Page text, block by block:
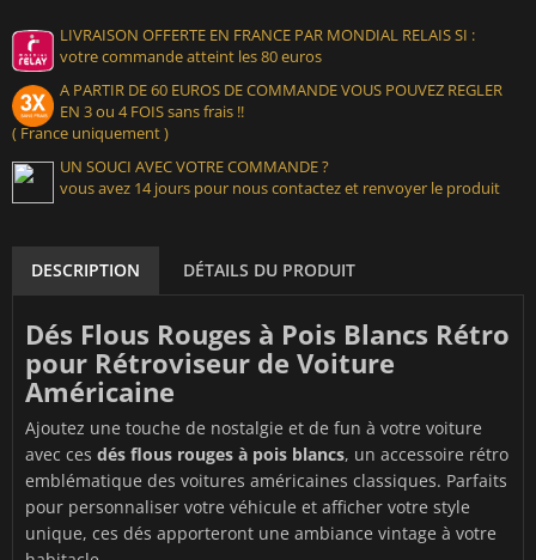
LIVRAISON OFFERTE EN FRANCE PAR MONDIAL RELAIS SI :
votre commande atteint les 80 euros
A PARTIR DE 60 EUROS DE COMMANDE VOUS POUVEZ REGLER
EN 3 ou 4 FOIS sans frais !!
( France uniquement )
UN SOUCI AVEC VOTRE COMMANDE ?
vous avez 14 jours pour nous contactez et renvoyer le produit
DESCRIPTION DÉTAILS DU PRODUIT
Dés Flous Rouges à Pois Blancs Rétro
pour Rétroviseur de Voiture
Américaine
Ajoutez une touche de nostalgie et de fun à votre voiture
avec ces dés flous rouges à pois blancs, un accessoire rétro
emblématique des voitures américaines classiques. Parfaits
pour personnaliser votre véhicule et afficher votre style
unique, ces dés apporteront une ambiance vintage à votre